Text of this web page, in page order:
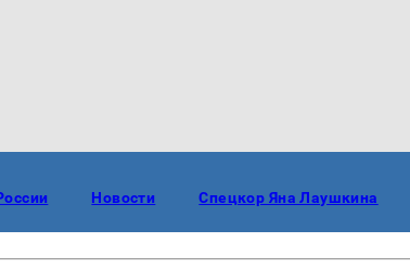
Новости Спецкор Яна Лаушкина